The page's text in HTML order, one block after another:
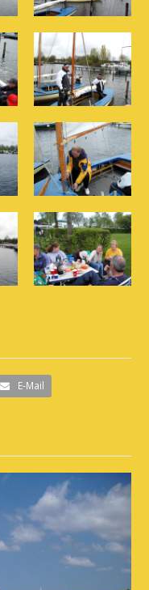
E-Mail